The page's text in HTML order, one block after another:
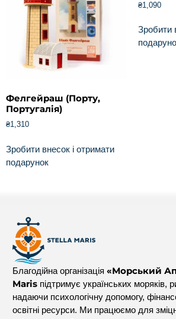
Фелгейраш (Порту,
Португалія)
₴1,310
Зробити внесок і отримати
подарунок
₴1,090
Зробити
Благодійна організація «Морський
Maris підтримує українських моряків,
надаючи психологічну допомогу,
освітні ресурси. Ми працюємо для